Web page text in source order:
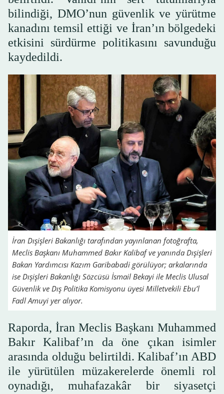
bilindiği, DMO’nun güvenlik ve yürütme
kanadını temsil ettiği ve İran’ın bölgedeki
etkisini sürdürme politikasını savunduğu
kaydedildi.
İran Dışişleri Bakanlığı tarafından yayınlanan fotoğrafta,
Meclis Başkanı Muhammed Bakır Kalibaf ve yanında Dışişleri
Bakan Yardımcısı Kazım Garibabadi görülüyor; arkalarında
ise Dışişleri Bakanlığı Sözcüsü İsmail Bekayi ile Meclis Ulusal
Güvenlik ve Dış Politika Komisyonu üyesi Milletvekili Ebu’l
Fadl Amuyi yer alıyor.
Raporda, İran Meclis Başkanı Muhammed
Bakır Kalibaf’ın da öne çıkan isimler
arasında olduğu belirtildi. Kalibaf’ın ABD
ile yürütülen müzakerelerde önemli rol
oynadığı, muhafazakâr bir siyasetçi